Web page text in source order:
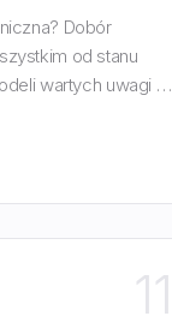
Dobór
od stanu
wartych uwagi w
11